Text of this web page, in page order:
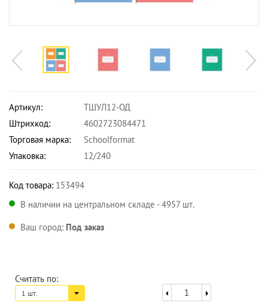
Артикул:
ТШУЛ12-ОД
Штрихкод:
4602723084471
Торговая марка:
Schoolformat
Упаковка:
12/240
Код товара: 153494
В наличии на центральном складе - 4957 шт.
Ваш город: Под заказ
Считать по:
1 шт.